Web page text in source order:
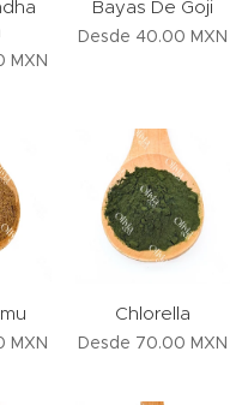
MXN
Bayas De Goji
Desde 40.00 MXN
MXN
Chlorella
Desde 70.00 MXN